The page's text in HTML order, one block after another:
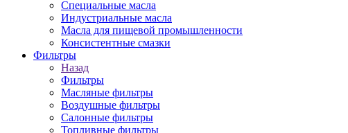
Специальные масла
Индустриальные масла
Масла для пищевой промышленности
Консистентные смазки
Фильтры
Назад
Фильтры
Масляные фильтры
Воздушные фильтры
Салонные фильтры
Топливные фильтры